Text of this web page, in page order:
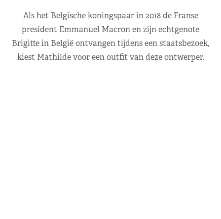
Als het Belgische koningspaar in 2018 de Franse
president Emmanuel Macron en zijn echtgenote
Brigitte in België ontvangen tijdens een staatsbezoek,
kiest Mathilde voor een outfit van deze ontwerper.